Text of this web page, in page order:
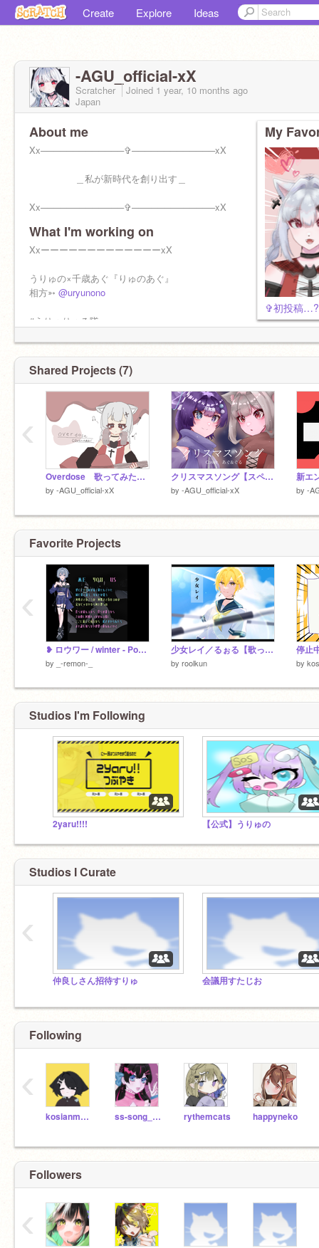
Create Explore Ideas
-AGU_official-xX
Scratcher Joined 1 year, 10 months ago
Japan
About me
Xx─────────────✞─────────────xX
＿私が新時代を創り出す＿
Xx─────────────✞─────────────xX
✞頂点を目指す最先端V歌い手✞
BIRTHDAY ✞ 10/31
FA ✞ #あぐの実
START ✞ 9/15
What I'm working on
XxーーーーーーーーーーーーーxX
うりゅの×千歳あぐ『りゅのあぐ』
相方➳ @uryunono
#うりゅりゅる隊
XxーーーーーーーxX
親友➳@Guru_s1
#ぐるなー
XxーーーーーーーーーーーーーxX
タメ/ 長文 / 通話 / リクエスト など
✕
宣伝 / 勧誘 / 荒らし / スタジオ招待 /
パクリ / スパム など
XxーーーーーーーーーーーーーxX
My
Shared Projects (7)
Overdose 歌ってみた #千歳あぐ
by -AGU_official-xX
クリスマスソング【スペシャルコラボ】coverあぐ＆ぐる
by -AGU_official-xX
新エ
by -
‹
Favorite Projects
❥ ロウワー / winter - Popcorn Duet
by _-remon-_
少女レイ／るぉる【歌ってみた】
by roolkun
停止
by
‹
Studios I'm Following
2yaru!!!! 【公式】うりゅの
Studios I Curate
仲良しさん招待すりゅ 会議用すたじお
‹
Following
kosianmanjuu ss-song_moon rythemcats happyneko
‹
Followers
‹